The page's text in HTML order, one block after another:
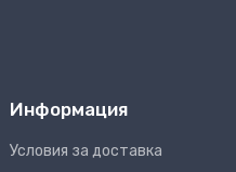
Информация
Условия за доставка